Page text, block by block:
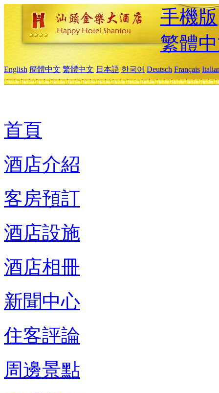
手機版
繁體
English 簡體中文 繁體中文 日本語 한국어 Deutsch Français
首頁
酒店介紹
客房預訂
酒店設施
酒店相冊
新聞中心
住客評論
周邊景點